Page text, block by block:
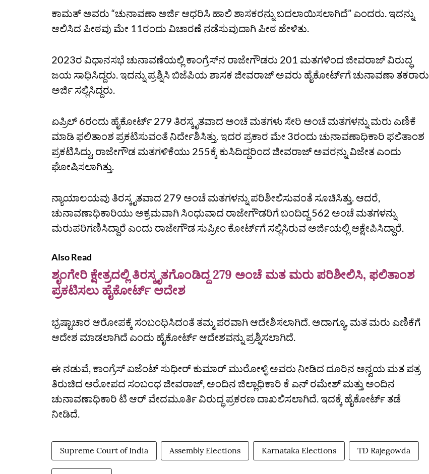
ಕಾಮತ್‌ ಅವರು “ಚುನಾವಣಾ ಅರ್ಜಿ ಆಧರಿಸಿ ಹಾಲಿ ಶಾಸಕರನ್ನು ಬದಲಾಯಿಸಲಾಗಿದೆ” ಎಂದರು. ಇದನ್ನು
ಆಲಿಸಿದ ಪೀಠವು ಮೇ 11ರಂದು ವಿಚಾರಣೆ ನಡೆಸುವುದಾಗಿ ಪೀಠ ಹೇಳಿತು.
2023ರ ವಿಧಾನಸಭೆ ಚುನಾವಣೆಯಲ್ಲಿ ಕಾಂಗ್ರೆಸ್‌ನ ರಾಜೇಗೌಡರು 201 ಮತಗಳಿಂದ ಜೀವರಾಜ್‌ ವಿರುದ್ಧ
ಜಯ ಸಾಧಿಸಿದ್ದರು. ಇದನ್ನು ಪ್ರಶ್ನಿಸಿ ಬಿಜೆಪಿಯ ಶಾಸಕ ಜೀವರಾಜ್‌ ಅವರು ಹೈಕೋರ್ಟ್‌ಗೆ ಚುನಾವಣಾ ತಕರಾರು
ಅರ್ಜಿ ಸಲ್ಲಿಸಿದ್ದರು.
ಏಪ್ರಿಲ್‌ 6ರಂದು ಹೈಕೋರ್ಟ್‌ 279 ತಿರಸ್ಕೃತವಾದ ಅಂಚೆ ಮತಗಳು ಸೇರಿ ಅಂಚೆ ಮತಗಳನ್ನು ಮರು ಎಣಿಕೆ
ಮಾಡಿ ಫಲಿತಾಂಶ ಪ್ರಕಟಿಸುವಂತೆ ನಿರ್ದೇಶಿಸಿತ್ತು. ಇದರ ಪ್ರಕಾರ ಮೇ 3ರಂದು ಚುನಾವಣಾಧಿಕಾರಿ ಫಲಿತಾಂಶ
ಪ್ರಕಟಿಸಿದ್ದು, ರಾಜೇಗೌಡ ಮತಗಳಿಕೆಯು 255ಕ್ಕೆ ಕುಸಿದಿದ್ದರಿಂದ ಜೀವರಾಜ್‌ ಅವರನ್ನು ವಿಜೇತ ಎಂದು
ಘೋಷಿಸಲಾಗಿತ್ತು.
ನ್ಯಾಯಾಲಯವು ತಿರಸ್ಕೃತವಾದ 279 ಅಂಚೆ ಮತಗಳನ್ನು ಪರಿಶೀಲಿಸುವಂತೆ ಸೂಚಿಸಿತ್ತು. ಆದರೆ,
ಚುನಾವಣಾಧಿಕಾರಿಯು ಅಕ್ರಮವಾಗಿ ಸಿಂಧುವಾದ ರಾಜೇಗೌಡರಿಗೆ ಬಂದಿದ್ದ 562 ಅಂಚೆ ಮತಗಳನ್ನು
ಮರುಪರಿಗಣಿಸಿದ್ದಾರೆ ಎಂದು ರಾಜೇಗೌಡ ಸುಪ್ರೀಂ ಕೋರ್ಟ್‌ಗೆ ಸಲ್ಲಿಸಿರುವ ಅರ್ಜಿಯಲ್ಲಿ ಆಕ್ಷೇಪಿಸಿದ್ದಾರೆ.
Also Read
ಶೃಂಗೇರಿ ಕ್ಷೇತ್ರದಲ್ಲಿ ತಿರಸ್ಕೃತಗೊಂಡಿದ್ದ 279 ಅಂಚೆ ಮತ ಮರು ಪರಿಶೀಲಿಸಿ, ಫಲಿತಾಂಶ
ಪ್ರಕಟಿಸಲು ಹೈಕೋರ್ಟ್‌ ಆದೇಶ
ಭ್ರಷ್ಟಾಚಾರ ಆರೋಪಕ್ಕೆ ಸಂಬಂಧಿಸಿದಂತೆ ತಮ್ಮ ಪರವಾಗಿ ಆದೇಶಿಸಲಾಗಿದೆ. ಅದಾಗ್ಯೂ, ಮತ ಮರು ಎಣಿಕೆಗೆ
ಆದೇಶ ಮಾಡಲಾಗಿದೆ ಎಂದು ಹೈಕೋರ್ಟ್‌ ಆದೇಶವನ್ನು ಪ್ರಶ್ನಿಸಲಾಗಿದೆ.
ಈ ನಡುವೆ, ಕಾಂಗ್ರೆಸ್‌ ಏಜೆಂಟ್‌ ಸುಧೀರ್‌ ಕುಮಾರ್‌ ಮುರೋಳ್ಳಿ ಅವರು ನೀಡಿದ ದೂರಿನ ಅನ್ವಯ ಮತ ಪತ್ರ
ತಿರುಚಿದ ಆರೋಪದ ಸಂಬಂಧ ಜೀವರಾಜ್‌, ಅಂದಿನ ಜಿಲ್ಲಾಧಿಕಾರಿ ಕೆ ಎನ್ ರಮೇಶ್‌ ಮತ್ತು ಅಂದಿನ
ಚುನಾವಣಾಧಿಕಾರಿ ಟಿ ಆರ್‌ ವೇದಮೂರ್ತಿ ವಿರುದ್ಧ ಪ್ರಕರಣ ದಾಖಲಿಸಲಾಗಿದೆ. ಇದಕ್ಕೆ ಹೈಕೋರ್ಟ್‌ ತಡೆ
ನೀಡಿದೆ.
Supreme Court of India Assembly Elections Karnataka Elections TD Rajegowda